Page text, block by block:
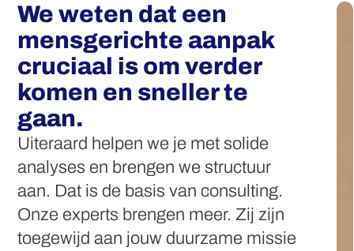
We weten dat een
mensgerichte aanpak
cruciaal is om verder
komen en sneller te
gaan.
Uiteraard helpen we je met solide
analyses en brengen we structuur
aan. Dat is de basis van consulting.
Onze experts brengen meer. Zij zijn
toegewijd aan jouw duurzame missie